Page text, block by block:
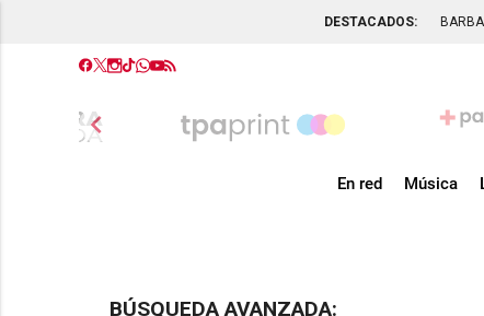
DESTACADOS:
chevron_left
En red Música
BÚSQUEDA AVANZADA: